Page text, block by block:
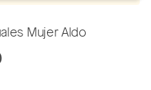
B
r
Mujer Aldo